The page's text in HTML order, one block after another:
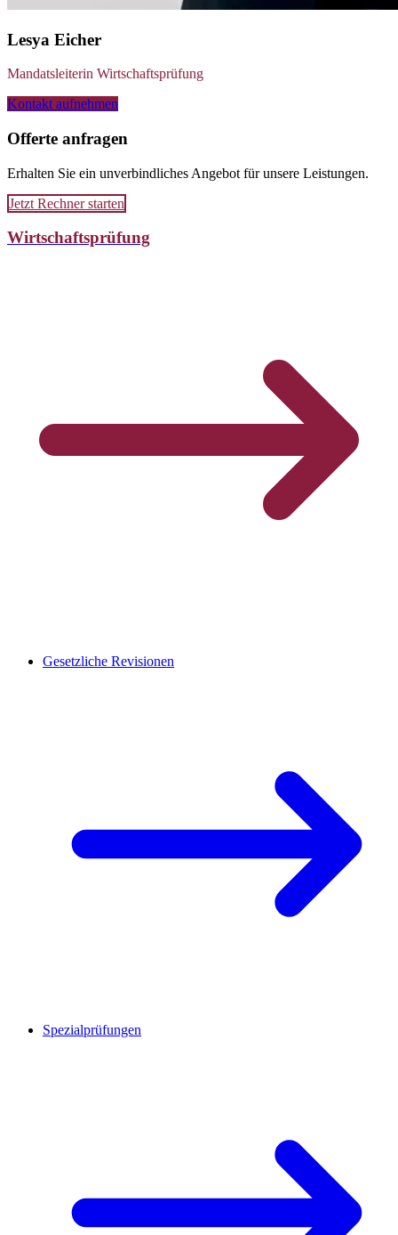
Lesya Eicher
Mandatsleiterin Wirtschaftsprüfung
Kontakt aufnehmen
Offerte anfragen
Erhalten Sie ein unverbindliches Angebot für unsere Leistungen.
Jetzt Rechner starten
Wirtschaftsprüfung
Gesetzliche Revisionen
Spezialprüfungen